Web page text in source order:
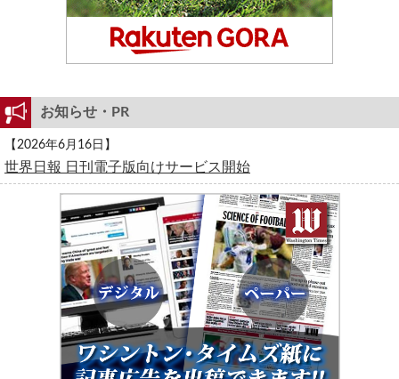
お知らせ・PR
【2026年6月16日】
世界日報 日刊電子版向けサービス開始